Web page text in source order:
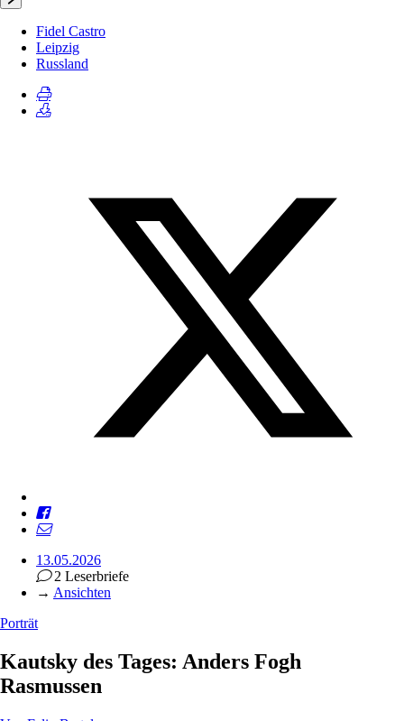
Fidel Castro
Leipzig
Russland
13.05.2026
2 Leserbriefe
→ Ansichten
Porträt
Kautsky des Tages: Anders Fogh
Rasmussen